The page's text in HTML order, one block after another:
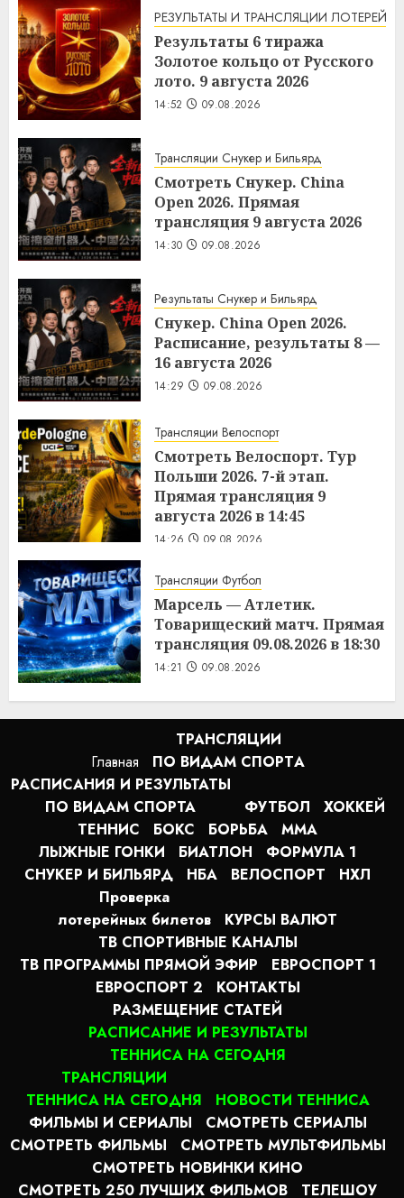
РЕЗУЛЬТАТЫ И ТРАНСЛЯЦИИ ЛОТЕРЕЙ
Результаты 6 тиража
Золотое кольцо от Русского
лото. 9 августа 2026
14:52 09.08.2026
Трансляции Снукер и Бильярд
Смотреть Снукер. China
Open 2026. Прямая
трансляция 9 августа 2026
14:30 09.08.2026
Результаты Снукер и Бильярд
Снукер. China Open 2026.
Расписание, результаты 8 —
16 августа 2026
14:29 09.08.2026
Трансляции Велоспорт
Смотреть Велоспорт. Тур
Польши 2026. 7-й этап.
Прямая трансляция 9
августа 2026 в 14:45
14:26 09.08.2026
Трансляции Футбол
Марсель — Атлетик.
Товарищеский матч. Прямая
трансляция 09.08.2026 в 18:30
14:21 09.08.2026
Главная
ТРАНСЛЯЦИИ
ПО ВИДАМ СПОРТA
РАСПИСАНИЯ И РЕЗУЛЬТАТЫ
ПО ВИДАМ СПОРТА
ФУТБОЛ
ХОККЕЙ
ТЕННИС
БОКС БОРЬБА
MMA
ЛЫЖНЫЕ ГОНКИ
БИАТЛОН
ФОРМУЛА 1
СНУКЕР И БИЛЬЯРД
НБА ВЕЛОСПОРТ
НХЛ
Проверка
лотерейных билетов
КУРСЫ ВАЛЮТ
ТВ СПОРТИВНЫЕ КАНАЛЫ
ТВ ПРОГРАММЫ ПРЯМОЙ ЭФИР
ЕВРОСПОРТ 1
ЕВРОСПОРТ 2
КОНТАКТЫ
РАЗМЕЩЕНИЕ СТАТЕЙ
РАСПИСАНИЕ И РЕЗУЛЬТАТЫ
ТЕННИСА НА СЕГОДНЯ
ТРАНСЛЯЦИИ
ТЕННИСА НА СЕГОДНЯ
НОВОСТИ ТЕННИСА
ФИЛЬМЫ И СЕРИАЛЫ
СМОТРЕТЬ СЕРИАЛЫ
СМОТРЕТЬ ФИЛЬМЫ
СМОТРЕТЬ МУЛЬТФИЛЬМЫ
СМОТРЕТЬ НОВИНКИ КИНО
СМОТРЕТЬ 250 ЛУЧШИХ ФИЛЬМОВ
ТЕЛЕШОУ